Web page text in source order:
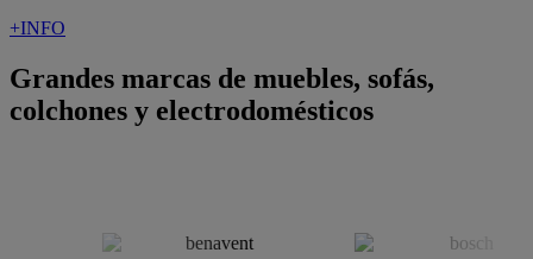
+INFO
Grandes marcas de muebles, sofás,
colchones y electrodomésticos